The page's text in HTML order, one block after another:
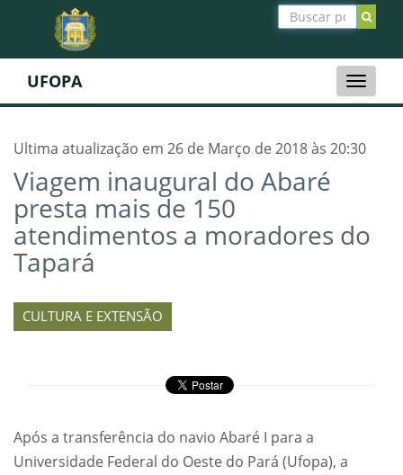
Toggle
UFOPA
Ultima atualização em 26 de Março de 2018 às 20:30
Viagem inaugural do Abaré
presta mais de 150
atendimentos a moradores do
Tapará
CULTURA E EXTENSÃO
Após a transferência do navio Abaré I para a
Universidade Federal do Oeste do Pará (Ufopa), a